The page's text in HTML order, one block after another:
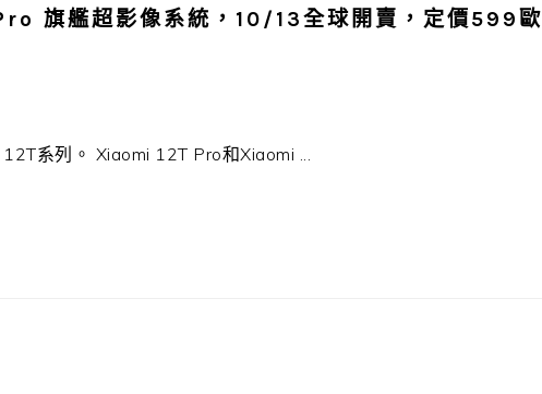
旗艦超影像系統，10/13全球開賣，定價599歐
系列。 Xiaomi 12T Pro和Xiaomi ...